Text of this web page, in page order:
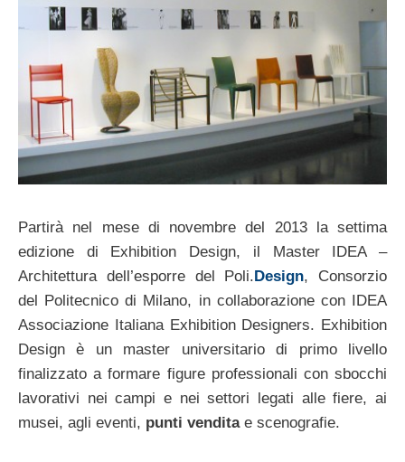
Partirà nel mese di novembre del 2013 la settima
edizione di Exhibition Design, il Master IDEA –
Architettura dell’esporre del Poli.Design, Consorzio
del Politecnico di Milano, in collaborazione con IDEA
Associazione Italiana Exhibition Designers. Exhibition
Design è un master universitario di primo livello
finalizzato a formare figure professionali con sbocchi
lavorativi nei campi e nei settori legati alle fiere, ai
musei, agli eventi, punti venditae scenografie.